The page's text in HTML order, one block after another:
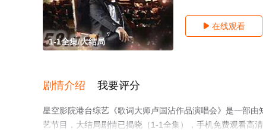
1-1全集/大结局
 在线观看
剧情介绍 我要评分
星空影院港台综艺《歌词大师卢国沾作品演唱会》是一部
艺节目，大结局剧情已揭晓（1-1全集），手机免费观看高